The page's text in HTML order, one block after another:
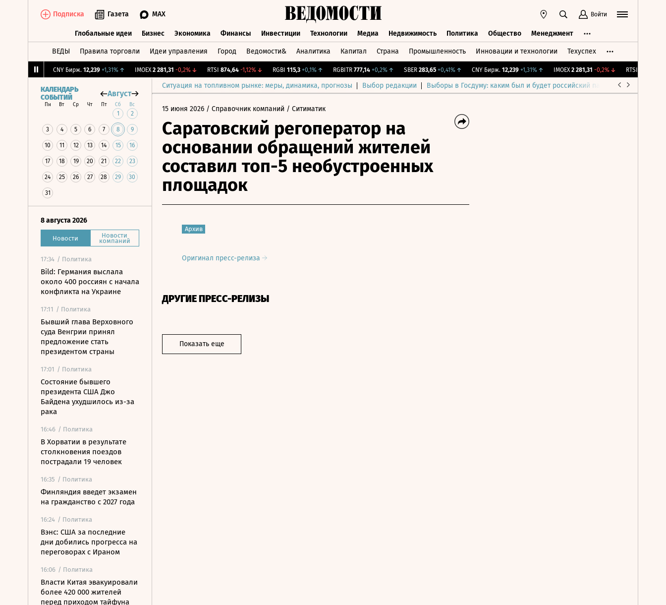
Подписка Газета MAX Войти
Глобальные идеи Бизнес Экономика Финансы Инвестиции Технологии Медиа Недвижимость Политика Общество Менеджмент
ВЕДЫ Правила торговли Идеи управления Город Ведомости& Аналитика Капитал Страна Промышленность Инновации и технологии Техуспех
CNY Бирж. 12,239 +1,31%↑ IMOEX 2 281,31 -0,2%↓ RTSI 874,64 -1,12% ↓ RGBI 115,3 +0,1%↑ RGBITR 777,14 +0,2%↑ SBER 283,65 +0,41%↑ CNY Бирж. 12,239 +1,31%↑ IMOEX 2 281,31 -0,2%↓ RTSI 874,64
Ситуация на топливном рынке: меры, динамика, прогнозы Выбор редакции Выборы в Госдуму: каким был и будет российский парламент
КАЛЕНДАРЬ
СОБЫТИЙ
Август
Пн Вт Ср Чт Пт Сб Вс
1 2
3 4 5 6 7 8 9
10 11 12 13 14 15 16
17 18 19 20 21 22 23
24 25 26 27 28 29 30
31
8 августа 2026
Новости Новости
компаний
17:34 / Политика
Bild: Германия выслала
около 400 россиян с начала
конфликта на Украине
17:11 / Политика
Бывший глава Верховного
суда Венгрии принял
предложение стать
президентом страны
17:01 / Политика
Состояние бывшего
президента США Джо
Байдена ухудшилось из-за
рака
16:46 / Политика
В Хорватии в результате
столкновения поездов
пострадали 19 человек
16:35 / Политика
Финляндия введет экзамен
на гражданство с 2027 года
16:24 / Политика
Вэнс: США за последние
дни добились прогресса на
переговорах с Ираном
16:06 / Политика
Власти Китая эвакуировали
более 420 000 жителей
перед приходом тайфуна
15 июня 2026 / Справочник компаний / Ситиматик
Саратовский регоператор на
основании обращений жителей
составил топ-5 необустроенных
площадок
Архив
Оригинал пресс-релиза
ДРУГИЕ ПРЕСС-РЕЛИЗЫ
Показать еще